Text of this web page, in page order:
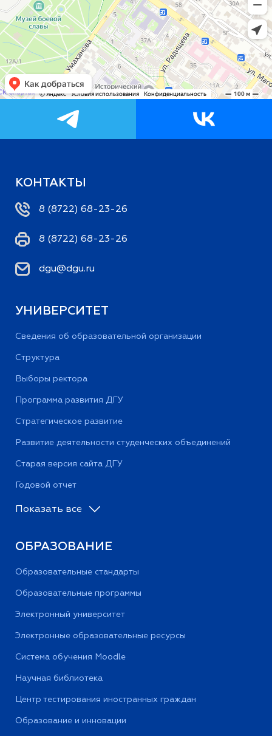
УНИВЕРСИТЕТ
Сведения об образовательной организации
Структура
Выборы ректора
Программа развития ДГУ
Стратегическое развитие
Развитие деятельности студенческих объединений
Старая версия сайта ДГУ
Годовой отчет
Показать все
ОБРАЗОВАНИЕ
Образовательные стандарты
Образовательные программы
Электронный университет
Электронные образовательные ресурсы
Система обучения Moodle
Научная библиотека
Центр тестирования иностранных граждан
Образование и инновации
КОНТАКТЫ
8 (8722) 68-23-26
8 (8722) 68-23-26
dgu@dgu.ru